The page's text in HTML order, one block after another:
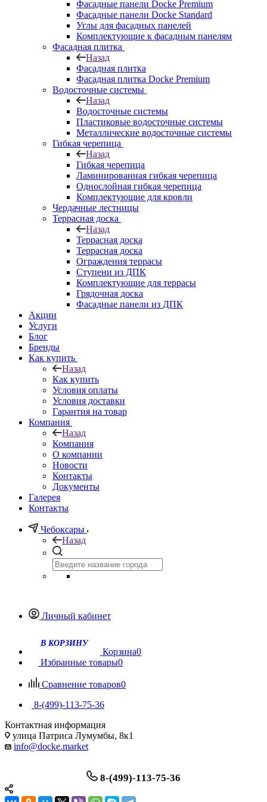
Фасадные панели Docke Premium
Фасадные панели Docke Standard
Углы для фасадных панелей
Комплектующие к фасадным панелям
Фасадная плитка
Назад
Фасадная плитка
Фасадная плитка Docke Premium
Водосточные системы
Назад
Водосточные системы
Пластиковые водосточные системы
Металлические водосточные системы
Гибкая черепица
Назад
Гибкая черепица
Ламинированная гибкая черепица
Однослойная гибкая черепица
Комплектующие для кровли
Чердачные лестницы
Террасная доска
Назад
Террасная доска
Террасная доска
Ограждения террасы
Ступени из ДПК
Комплектующие для террасы
Грядочная доска
Фасадные панели из ДПК
Акции
Услуги
Блог
Бренды
Как купить
Назад
Как купить
Условия оплаты
Условия доставки
Гарантия на товар
Компания
Назад
Компания
О компании
Новости
Контакты
Документы
Галерея
Контакты
Чебоксары
Назад
Личный кабинет
Корзина0
Избранные товары0
Сравнение товаров0
8-(499)-113-75-36
Контактная информация
улица Патриса Лумумбы, 8к1
info@docke.market
8-(499)-113-75-36